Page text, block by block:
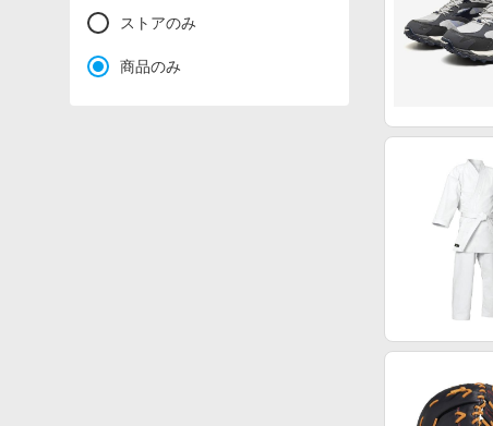
ストアのみ
商品のみ